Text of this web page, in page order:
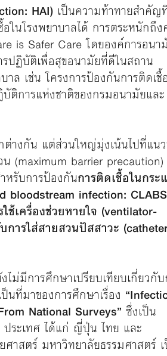
HAI)เป็นความท้าทายสำคัญ
นโรงพยาบาลได้ การตระหนักถึง
is Safer Care โดยองค์การอนา
ปฏิบัติเพื่อสุขอนามัยที่ดีในสถาน
ล เช่น โครงการป้องกันการติดเชื้
ติการแห่งชาติของกรมอนามัยและ
ต่างกัน แต่ส่วนใหญ่มุ่งเน้นไปที่แน
(maximum barrier precaution)
หรับการป้องกันการติดเชื้อในกระ
infection:
เครื่องช่วยหายใจ (ventilator-
ารใส่สายสวนปัสสาวะ
ม่มีการศึกษาเปรียบเทียบเกี่ยวกั
นที่มาของการศึกษาเรื่อง
National Surveys” ซึ่งเป็น
ระเทศ ได้แก่ ญี่ปุ่น ไทย และ
สตร์ มหาวิทยาลัยธรรมศาสตร์